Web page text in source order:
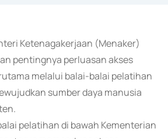
Ketenagakerjaan (Menaker)
pentingnya perluasan akses
melalui balai-balai pelatihan
sumber daya manusia
pelatihan di bawah Kementerian